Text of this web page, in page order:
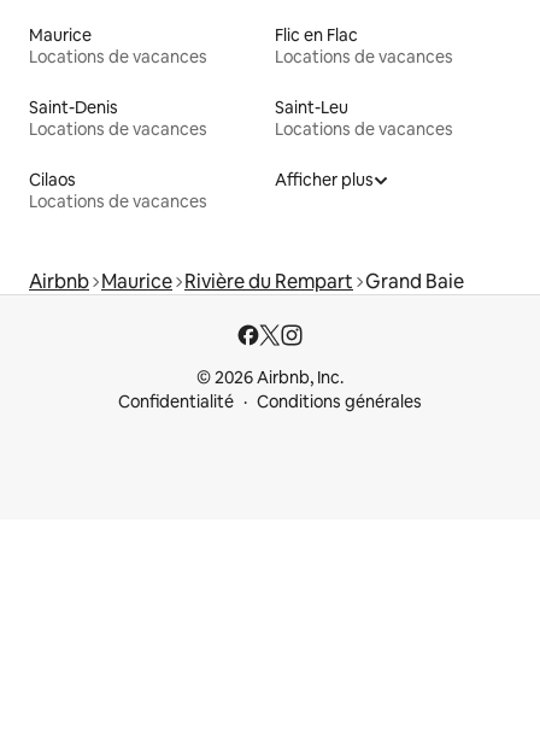
Maurice
Locations de vacances
Flic en Flac
Locations de vacances
Saint-Denis
Locations de vacances
Saint-Leu
Locations de vacances
Cilaos
Locations de vacances
Afficher plus
Airbnb Maurice Rivière du Rempart Grand Baie
© 2026 Airbnb, Inc.
Confidentialité
Conditions générales